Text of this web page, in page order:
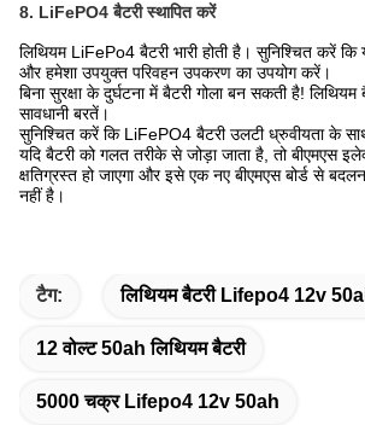
8. LiFePO4 बैटरी स्थापित करें
लिथियम LiFePo4 बैटरी भारी होती है। सुनिश्चित करें कि
और हमेशा उपयुक्त परिवहन उपकरण का उपयोग करें।
बिना सुरक्षा के दुर्घटना में बैटरी गोला बन सकती है!
सावधानी बरतें।
सुनिश्चित करें कि LiFePO4 बैटरी उलटी ध्रुवीयता के
यदि बैटरी को गलत तरीके से जोड़ा जाता है, तो बीएमएस
क्षतिग्रस्त हो जाएगा और इसे एक नए बीएमएस बोर्ड से
नहीं है।
टैग: लिथियम बैटरी Lifepo4 12v
12 वोल्ट 50ah लिथियम बैटरी
5000 चक्र Lifepo4 12v 50ah